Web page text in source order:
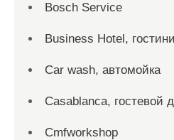
Bosch Service
Business Hotel,
Car wash, автомойка
Casablanca, гостевой
Cmfworkshop